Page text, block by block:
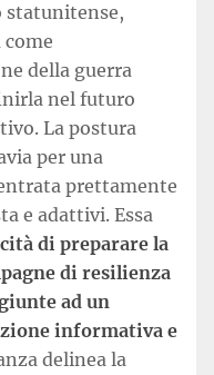
statunitense,
della guerra
nel futuro
La postura
per una
prettamente
e adattivi. Essa
di preparare la
di resilienza
ad un
informativa e
delinea la